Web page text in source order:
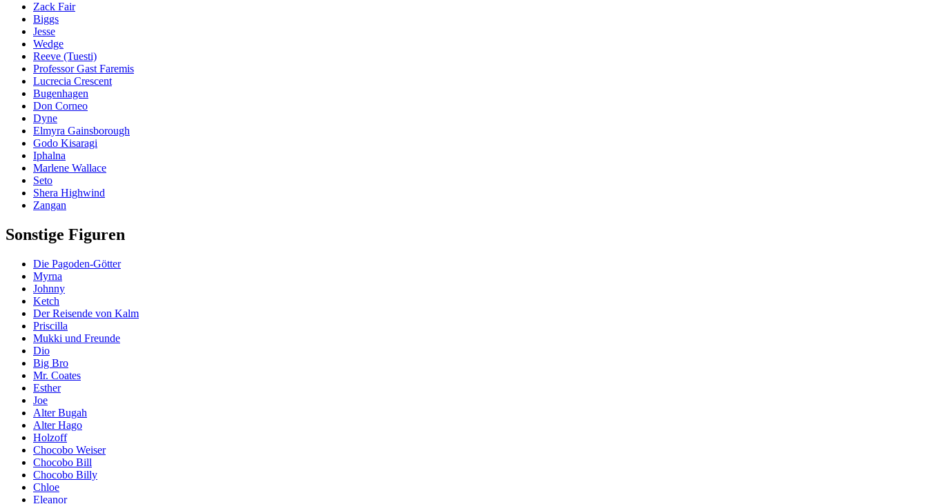
Zack Fair
Biggs
Jesse
Wedge
Reeve (Tuesti)
Professor Gast Faremis
Lucrecia Crescent
Bugenhagen
Don Corneo
Dyne
Elmyra Gainsborough
Godo Kisaragi
Iphalna
Marlene Wallace
Seto
Shera Highwind
Zangan
Sonstige Figuren
Die Pagoden-Götter
Myrna
Johnny
Ketch
Der Reisende von Kalm
Priscilla
Mukki und Freunde
Dio
Big Bro
Mr. Coates
Esther
Joe
Alter Bugah
Alter Hago
Holzoff
Chocobo Weiser
Chocobo Bill
Chocobo Billy
Chloe
Eleanor